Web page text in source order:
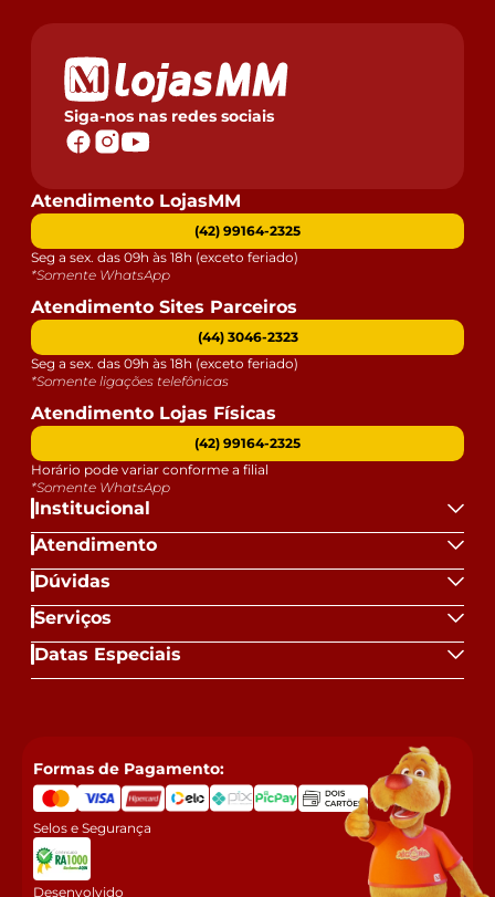
Siga-nos nas redes sociais
Institucional
Atendimento
Dúvidas
Serviços
Datas Especiais
Atendimento LojasMM
(42) 99164-2325
Seg a sex. das 09h às 18h (exceto feriado)
*Somente WhatsApp
Atendimento Sites Parceiros
(44) 3046-2323
Seg a sex. das 09h às 18h (exceto feriado)
*Somente ligações telefônicas
Atendimento Lojas Físicas
(42) 99164-2325
Horário pode variar conforme a filial
*Somente WhatsApp
Formas de Pagamento:
Selos e Segurança
Desenvolvido